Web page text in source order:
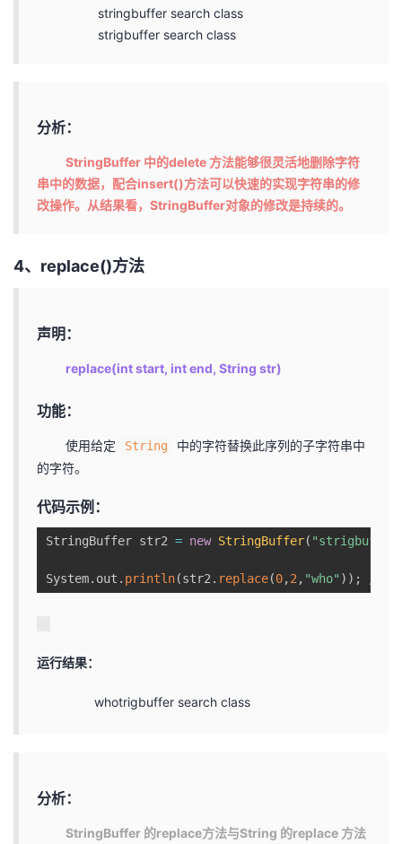
stringbuffer search class
strigbuffer search class
分析：
StringBuffer 中的delete 方法能够很灵活地删除字符
串中的数据，配合insert()方法可以快速的实现字符串的修
改操作。从结果看，StringBuffer对象的修改是持续的。
4、replace()方法
声明：
replace(int start, int end, String str)
功能：
使用给定 String
中的字符替换此序列的子字符串中
的字符。
代码示例：
StringBuffer str2 = new StringBuffer( "strigbuffer
System. out . println(str2 . replace(0,2 , "who" ) ) ;
运行结果：
whotrigbuffer search class
分析：
StringBuffer 的replace方法与String 的replace 方法